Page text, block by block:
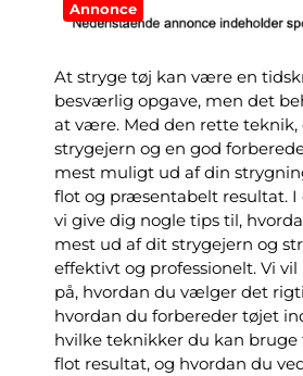
Annonce
At stryge tøj kan være en
besværlig opgave, men det
at være. Med den rette
strygejern og en god
mest muligt ud af din
flot og præsentabelt resultat. I
vi give dig nogle tips til,
mest ud af dit strygejern og
effektivt og professionelt. Vi
på, hvordan du vælger det
hvordan du forbereder tøjet
hvilke teknikker du kan bruge
flot resultat, og hvordan du